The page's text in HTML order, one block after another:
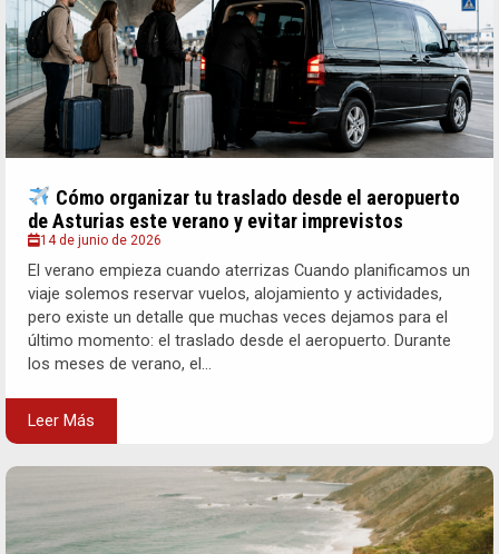
Cómo organizar tu traslado desde el aeropuerto
de Asturias este verano y evitar imprevistos
14 de junio de 2026
El verano empieza cuando aterrizas Cuando planificamos un
viaje solemos reservar vuelos, alojamiento y actividades,
pero existe un detalle que muchas veces dejamos para el
último momento: el traslado desde el aeropuerto. Durante
los meses de verano, el...
Leer Más